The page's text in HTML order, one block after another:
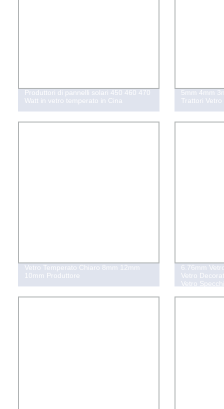
Produttori di pannelli solari 450 460 470
Watt in vetro temperato in Cina
5mm 4mm
Trattori
Vetro Temperato Chiaro 8mm 12mm
10mm Produttore
6.76mm
Vetro
Vetro
Temperato